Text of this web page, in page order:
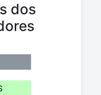
dos